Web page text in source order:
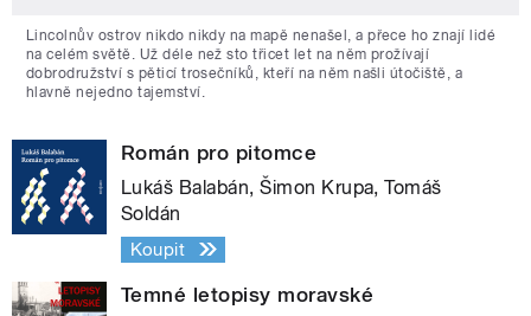
Lincolnův ostrov nikdo nikdy na mapě nenašel, a přece ho znají lidé
na celém světě. Už déle než sto třicet let na něm prožívají
dobrodružství s pěticí trosečníků, kteří na něm našli útočiště, a
hlavně nejedno tajemství.
Román pro pitomce
Lukáš Balabán, Šimon Krupa, Tomáš
Soldán
Koupit
Temné letopisy moravské